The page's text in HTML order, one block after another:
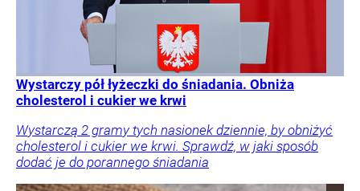
Wystarczy pół łyżeczki do śniadania. Obniża
cholesterol i cukier we krwi
Wystarczą 2 gramy tych nasionek dziennie, by obniżyć
cholesterol i cukier we krwi. Sprawdź, w jaki sposób
dodać je do porannego śniadania